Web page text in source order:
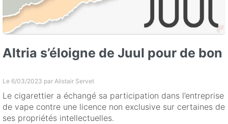
Altria s’éloigne de Juul pour de bon
Le 6/03/2023 par Alistair Servet
Le cigarettier a échangé sa participation dans l’entreprise
de vape contre une licence non exclusive sur certaines de
ses propriétés intellectuelles.